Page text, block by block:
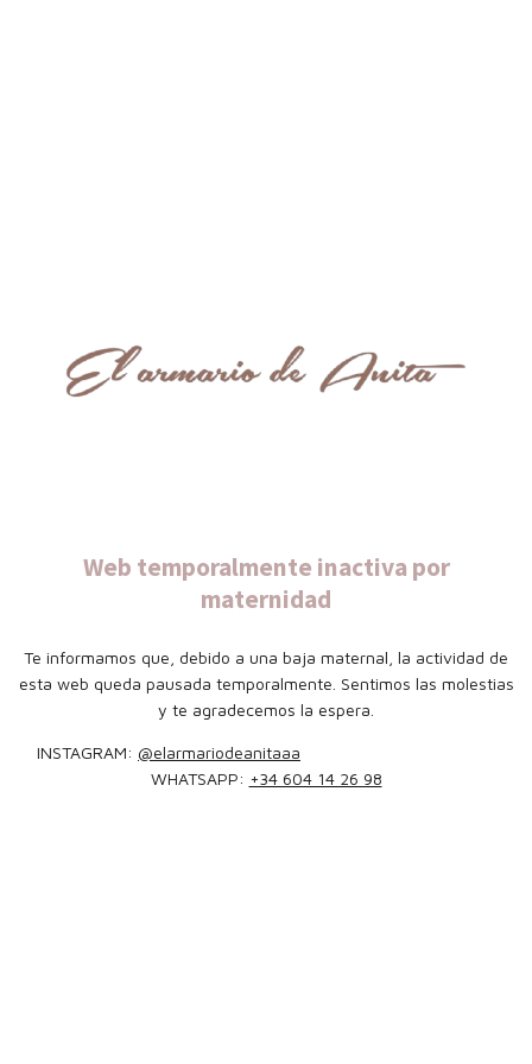
Web temporalmente inactiva por
maternidad
Te informamos que, debido a una baja maternal, la actividad de
esta web queda pausada temporalmente. Sentimos las molestias
y te agradecemos la espera.
INSTAGRAM: @elarmariodeanitaaa
WHATSAPP: +34 604 14 26 98